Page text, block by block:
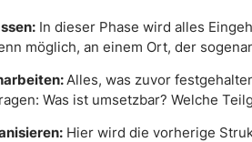
In dieser Phase wird alles
möglich, an einem Ort, der
Alles, was zuvor
Was ist umsetzbar? Welche
Hier wird die vorherige